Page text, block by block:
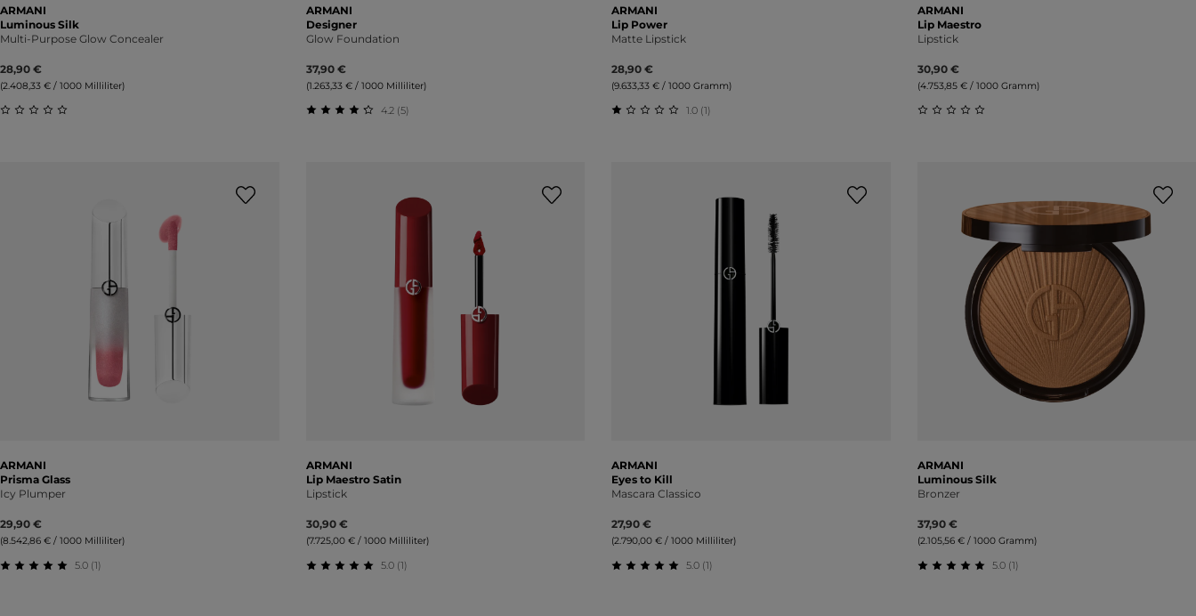
ARMANI
Luminous Silk
Multi-Purpose Glow Concealer
28,90 €
(2.408,33 € / 1000 Milliliter)
ARMANI
Designer
Glow Foundation
37,90 €
(1.263,33 € / 1000 Milliliter)
4.2 (5)
ARMANI
Lip Power
Matte Lipstick
28,90 €
(9.633,33 € / 1000 Gramm)
1.0 (1)
ARMANI
Lip Maestro
Lipstick
30,90 €
(4.753,85 € / 1000 Gramm)
ARMANI
Prisma Glass
Icy Plumper
29,90 €
(8.542,86 € / 1000 Milliliter)
5.0 (1)
ARMANI
Lip Maestro Satin
Lipstick
30,90 €
(7.725,00 € / 1000 Milliliter)
5.0 (1)
ARMANI
Eyes to Kill
Mascara Classico
27,90 €
(2.790,00 € / 1000 Milliliter)
5.0 (1)
ARMANI
Luminous Silk
Bronzer
37,90 €
(2.105,56 € / 1000 Gramm)
5.0 (1)